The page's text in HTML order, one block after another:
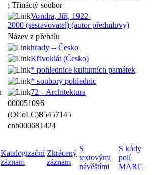
; Třináctý soubor
Vondra, Jiří, 1922-
2000 (sestavovatel) (autor předmluvy)
Název z přebalu
hrady -- Česko
Křivoklát (Česko)
* pohlednice kulturních památek
* soubory pohlednic
72 - Architektura
000051096
(OCoLC)85457145
cnb000681424
Katalogizační
záznam
Zkrácený
záznam
S
textovými
návěštími
S kódy
polí
MARC